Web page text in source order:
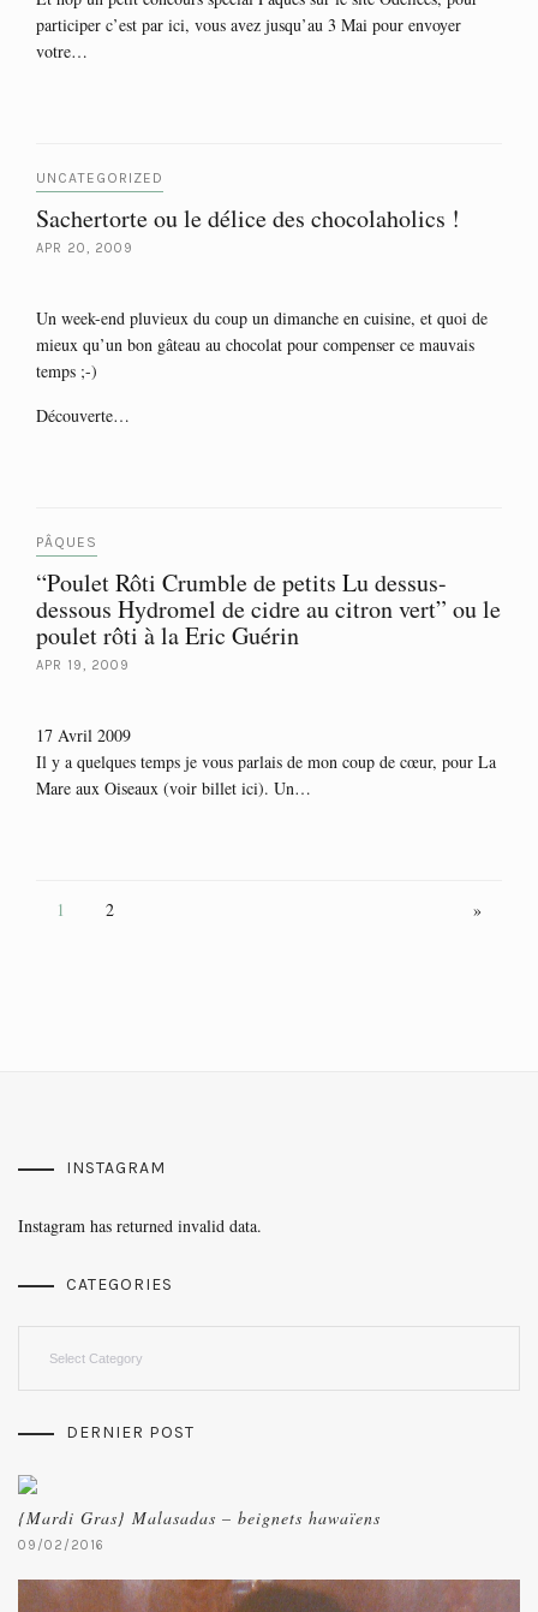
participer c’est par ici, vous avez jusqu’au 3 Mai pour envoyer
votre…
UNCATEGORIZED
Sachertorte ou le délice des chocolaholics !
APR 20, 2009
Un week-end pluvieux du coup un dimanche en cuisine, et quoi de
mieux qu’un bon gâteau au chocolat pour compenser ce mauvais
temps ;-)
Découverte…
PÂQUES
“Poulet Rôti Crumble de petits Lu dessus-
dessous Hydromel de cidre au citron vert” ou le
poulet rôti à la Eric Guérin
APR 19, 2009
17 Avril 2009
Il y a quelques temps je vous parlais de mon coup de cœur, pour La
Mare aux Oiseaux (voir billet ici). Un…
1 2 »
INSTAGRAM
Instagram has returned invalid data.
CATEGORIES
DERNIER POST
{Mardi Gras} Malasadas – beignets hawaïens
09/02/2016